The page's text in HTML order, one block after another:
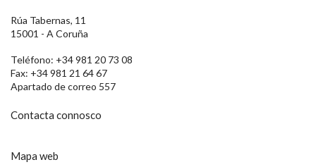
Rúa Tabernas, 11
15001 - A Coruña
Teléfono: +34 981 20 73 08
Fax: +34 981 21 64 67
Apartado de correo 557
Contacta connosco
Mapa web